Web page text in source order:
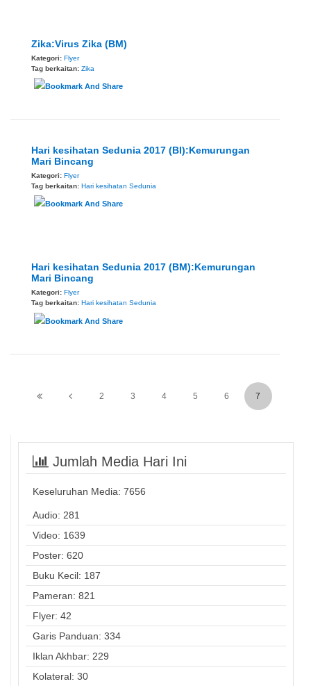
Zika:Virus Zika (BM)
Kategori: Flyer
Tag berkaitan: Zika
Hari kesihatan Sedunia 2017 (BI):Kemurungan
Mari Bincang
Kategori: Flyer
Tag berkaitan: Hari kesihatan Sedunia
Hari kesihatan Sedunia 2017 (BM):Kemurungan
Mari Bincang
Kategori: Flyer
Tag berkaitan: Hari kesihatan Sedunia
2 3 4 5 6 7
Jumlah Media Hari Ini
Keseluruhan Media: 7656
Audio: 281
Video: 1639
Poster: 620
Buku Kecil: 187
Pameran: 821
Flyer: 42
Garis Panduan: 334
Iklan Akhbar: 229
Kolateral: 30